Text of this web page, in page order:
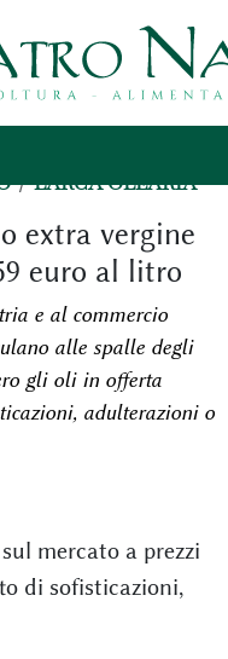
L'ARCA OLEARIA
extra vergine
euro al litro
e al commercio
alle spalle degli
gli oli in offerta
adulterazioni o
mercato a prezzi
di sofisticazioni,